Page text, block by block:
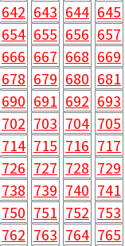
642 643 644 645
654 655 656 657
666 667 668 669
678 679 680 681
690 691 692 693
702 703 704 705
714 715 716 717
726 727 728 729
738 739 740 741
750 751 752 753
762 763 764 765